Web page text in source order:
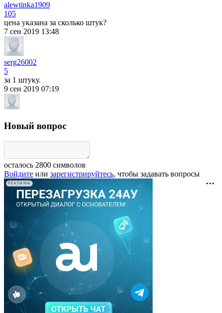
alewtinka1909
105
цена указана за сколько штук?
7 сен 2019 13:48
serg26002
5
за 1 штуку.
9 сен 2019 07:19
Новый вопрос
осталось 2800 символов
Войдите или зарегистрируйтесь, чтобы задавать вопросы
РЕКЛАМА